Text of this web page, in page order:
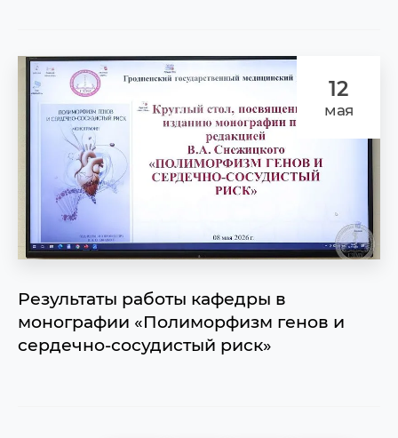
12
мая
Результаты работы кафедры в
монографии «Полиморфизм генов и
сердечно‑сосудистый риск»